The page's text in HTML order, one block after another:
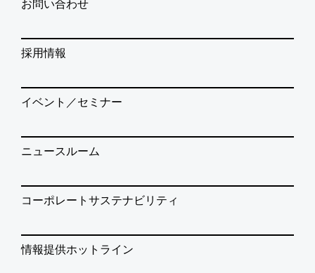
お問い合わせ
採用情報
イベント／セミナー
ニュースルーム
コーポレートサステナビリティ
情報提供ホットライン